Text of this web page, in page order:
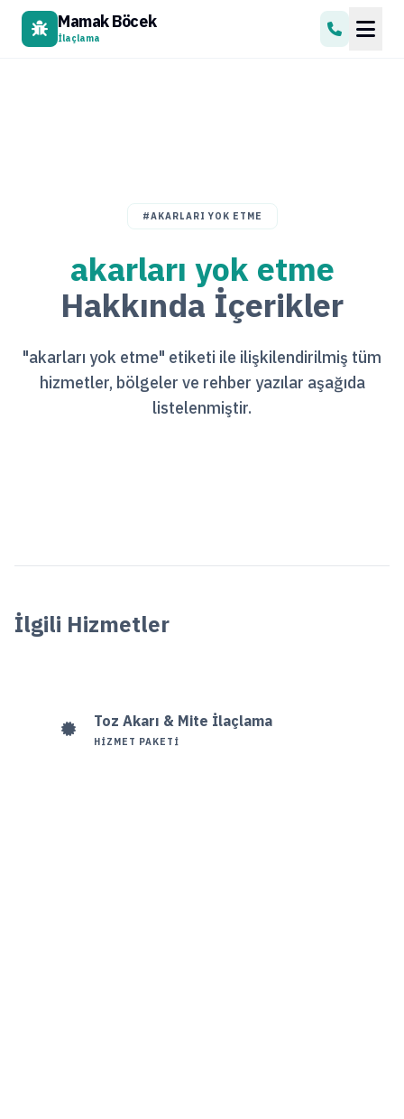
Mamak Böcek
İlaçlama
#AKARLARI YOK ETME
akarları yok etme
Hakkında İçerikler
"akarları yok etme" etiketi ile ilişkilendirilmiş tüm
hizmetler, bölgeler ve rehber yazılar aşağıda
listelenmiştir.
İlgili Hizmetler
Toz Akarı & Mite İlaçlama
HIZMET PAKETI